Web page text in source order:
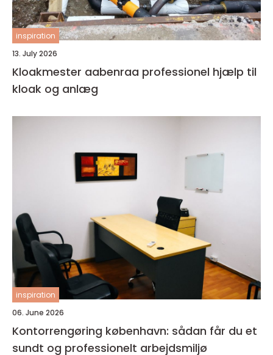
inspiration
13. July 2026
Kloakmester aabenraa professionel hjælp til
kloak og anlæg
inspiration
06. June 2026
Kontorrengøring københavn: sådan får du et
sundt og professionelt arbejdsmiljø